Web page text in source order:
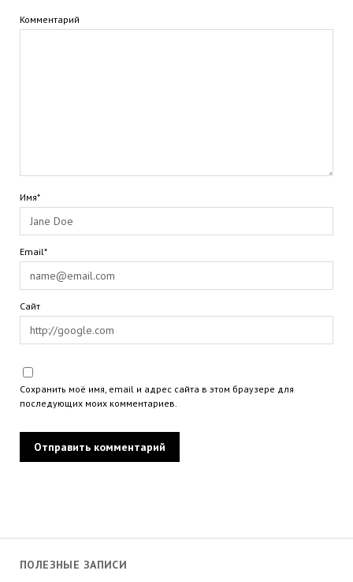
ПОЛЕЗНЫЕ ЗАПИСИ
Комментарий
Имя*
Email*
Сайт
Сохранить моё имя, email и адрес сайта в этом браузере для
последующих моих комментариев.